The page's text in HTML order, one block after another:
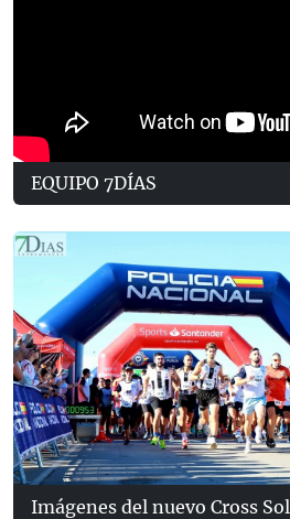
EQUIPO 7DÍAS
Imágenes del nuevo Cross